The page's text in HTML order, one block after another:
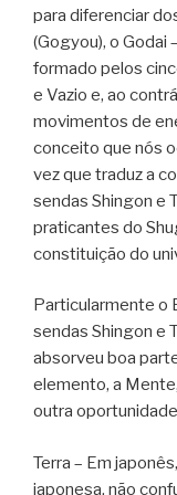
para diferenciar
(Gogyou), o Godai
formado pelos
e Vazio e, ao
movimentos de
conceito que nós
vez que traduz a
sendas Shingon e
praticantes do
constituição do
Particularmente o
sendas Shingon e
absorveu boa
elemento, a
outra
Terra – Em
japonesa, não